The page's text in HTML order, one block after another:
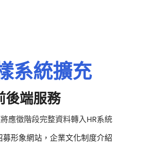
系統擴充
後端服務
應徵階段完整資料轉入HR系統
形象網站，企業文化制度介紹